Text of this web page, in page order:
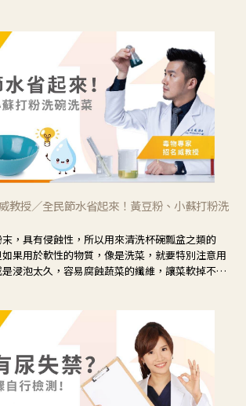
銀花來治療；假如單純的眼睛乾澀，結膜沒有紅，
這種情況是屬於「陰虛」，就可以使用枸杞、蓮
比較滋潤的藥材，效果就更顯著。
教授／全民節水省起來！黃豆粉、小蘇打粉洗
，具有侵蝕性，所以用來清洗杯碗瓢盆之類的
如果用於軟性的物質，像是洗菜，就要特別注意用
浸泡太久，容易腐蝕蔬菜的纖維，讓菜軟掉不清